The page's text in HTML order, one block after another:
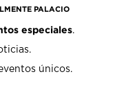
PALACIO
especiales.
únicos.